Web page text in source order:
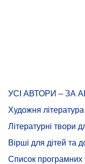
УСІ АВТОРИ – ЗА
Художня література
Літературні твори
Вірші для дітей та
Список програмних